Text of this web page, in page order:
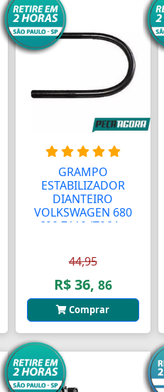
GRAMPO
ESTABILIZADOR
DIANTEIRO
VOLKSWAGEN 680
690 7110 (T064...
44,95
R$ 36, 86
Comprar